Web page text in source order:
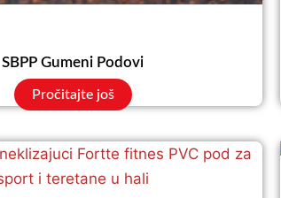
SBPP Gumeni Podovi
Pročitajte još